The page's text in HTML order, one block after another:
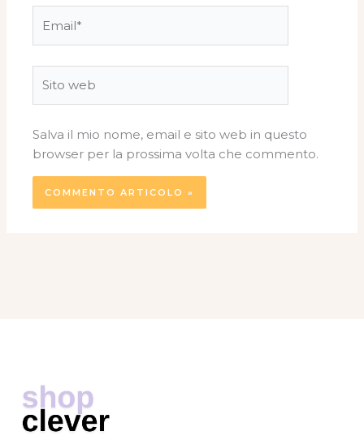
web
Salva il mio nome, email e sito web in questo
browser per la prossima volta che commento.